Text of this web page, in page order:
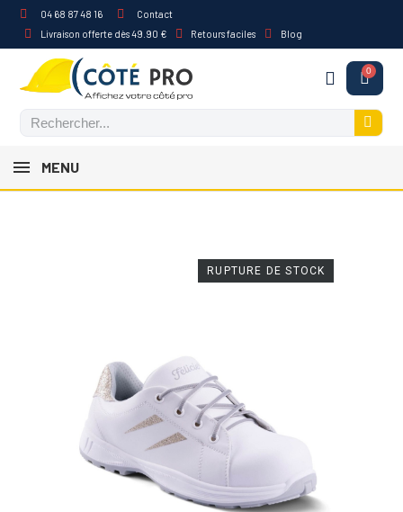
04 68 87 48 16
Contact
Livraison offerte dès 49.90 €
Retours faciles Blog
MENU
RUPTURE DE STOCK